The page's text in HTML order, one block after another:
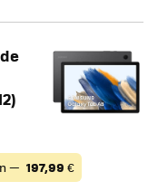
— 197,99 €